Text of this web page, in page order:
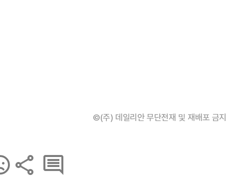
©(주) 데일리안 무단전재 및 재배포 금지